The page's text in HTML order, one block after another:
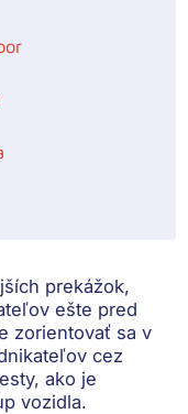
prekážok,
ešte pred
zorientovať sa v
cez
ako je
vozidla.